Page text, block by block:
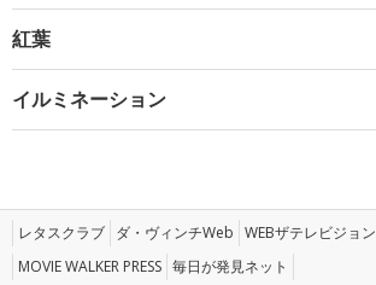
紅葉
イルミネーション
レタスクラブ ダ・ヴィンチWeb WEBザテレビジョン
MOVIE WALKER PRESS 毎日が発見ネット